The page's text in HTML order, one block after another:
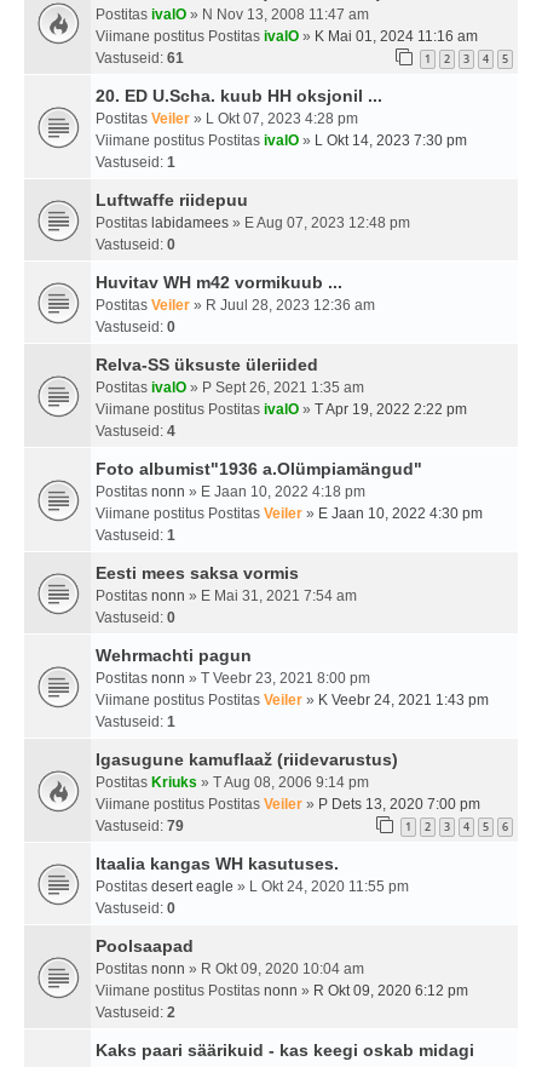
Postitas ivalO » N Nov 13, 2008 11:47 am
Viimane postitus Postitas ivalO » K Mai 01, 2024 11:16 am
Vastuseid: 61 1 2 3 4 5
20. ED U.Scha. kuub HH oksjonil ...
Postitas Veiler » L Okt 07, 2023 4:28 pm
Viimane postitus Postitas ivalO » L Okt 14, 2023 7:30 pm
Vastuseid: 1
Luftwaffe riidepuu
Postitas labidamees » E Aug 07, 2023 12:48 pm
Vastuseid: 0
Huvitav WH m42 vormikuub ...
Postitas Veiler » R Juul 28, 2023 12:36 am
Vastuseid: 0
Relva-SS üksuste üleriided
Postitas ivalO » P Sept 26, 2021 1:35 am
Viimane postitus Postitas ivalO » T Apr 19, 2022 2:22 pm
Vastuseid: 4
Foto albumist"1936 a.Olümpiamängud"
Postitas nonn » E Jaan 10, 2022 4:18 pm
Viimane postitus Postitas Veiler » E Jaan 10, 2022 4:30 pm
Vastuseid: 1
Eesti mees saksa vormis
Postitas nonn » E Mai 31, 2021 7:54 am
Vastuseid: 0
Wehrmachti pagun
Postitas nonn » T Veebr 23, 2021 8:00 pm
Viimane postitus Postitas Veiler » K Veebr 24, 2021 1:43 pm
Vastuseid: 1
Igasugune kamuflaaž (riidevarustus)
Postitas Kriuks » T Aug 08, 2006 9:14 pm
Viimane postitus Postitas Veiler » P Dets 13, 2020 7:00 pm
Vastuseid: 79 1 2 3 4 5 6
Itaalia kangas WH kasutuses.
Postitas desert eagle » L Okt 24, 2020 11:55 pm
Vastuseid: 0
Poolsaapad
Postitas nonn » R Okt 09, 2020 10:04 am
Viimane postitus Postitas nonn » R Okt 09, 2020 6:12 pm
Vastuseid: 2
Kaks paari säärikuid - kas keegi oskab midagi